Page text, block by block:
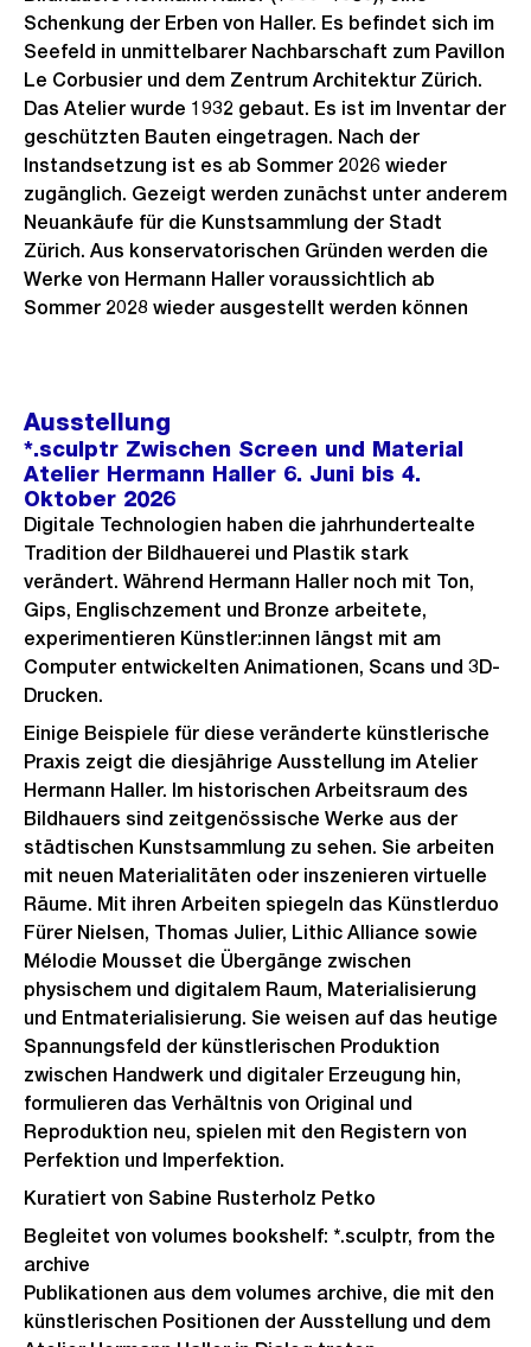
Schenkung der Erben von Haller. Es befindet sich im
Seefeld in unmittelbarer Nachbarschaft zum Pavillon
Le Corbusier und dem Zentrum Architektur Zürich.
Das Atelier wurde 1932 gebaut. Es ist im Inventar der
geschützten Bauten eingetragen. Nach der
Instandsetzung ist es ab Sommer 2026 wieder
zugänglich. Gezeigt werden zunächst unter anderem
Neuankäufe für die Kunstsammlung der Stadt
Zürich. Aus konservatorischen Gründen werden die
Werke von Hermann Haller voraussichtlich ab
Sommer 2028 wieder ausgestellt werden können
Ausstellung
*.sculptr Zwischen Screen und Material
Atelier Hermann Haller 6. Juni bis 4.
Oktober 2026
Digitale Technologien haben die jahrhundertealte
Tradition der Bildhauerei und Plastik stark
verändert. Während Hermann Haller noch mit Ton,
Gips, Englischzement und Bronze arbeitete,
experimentieren Künstler:innen längst mit am
Computer entwickelten Animationen, Scans und 3D-
Drucken.
Einige Beispiele für diese veränderte künstlerische
Praxis zeigt die diesjährige Ausstellung im Atelier
Hermann Haller. Im historischen Arbeitsraum des
Bildhauers sind zeitgenössische Werke aus der
städtischen Kunstsammlung zu sehen. Sie arbeiten
mit neuen Materialitäten oder inszenieren virtuelle
Räume. Mit ihren Arbeiten spiegeln das Künstlerduo
Fürer Nielsen, Thomas Julier, Lithic Alliance sowie
Mélodie Mousset die Übergänge zwischen
physischem und digitalem Raum, Materialisierung
und Entmaterialisierung. Sie weisen auf das heutige
Spannungsfeld der künstlerischen Produktion
zwischen Handwerk und digitaler Erzeugung hin,
formulieren das Verhältnis von Original und
Reproduktion neu, spielen mit den Registern von
Perfektion und Imperfektion.
Kuratiert von Sabine Rusterholz Petko
Begleitet von volumes bookshelf: *.sculptr, from the
archive
Publikationen aus dem volumes archive, die mit den
künstlerischen Positionen der Ausstellung und dem